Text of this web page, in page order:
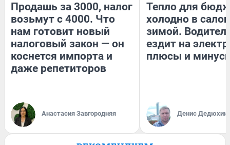
Продашь за 3000, налог
возьмут с 4000. Что
нам готовит новый
налоговый закон — он
коснется импорта и
даже репетиторов
Анастасия Завгородняя
Тепло для
холодно в
зимой.
ездит на
плюсы и
Денис Дедюхин